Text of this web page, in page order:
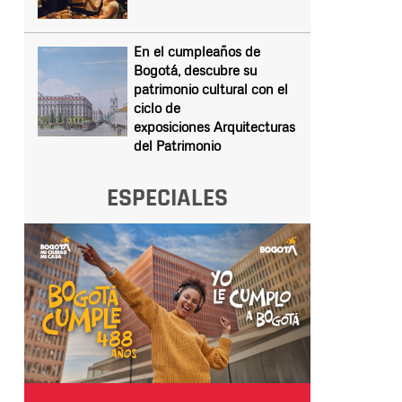
En el cumpleaños de
Bogotá, descubre su
patrimonio cultural con el
ciclo de
exposiciones Arquitecturas
del Patrimonio
ESPECIALES